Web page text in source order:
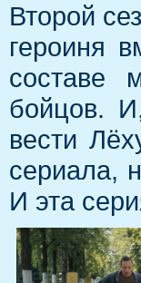
Второй
героиня
составе
бойцов.
вести
сериала,
И эта